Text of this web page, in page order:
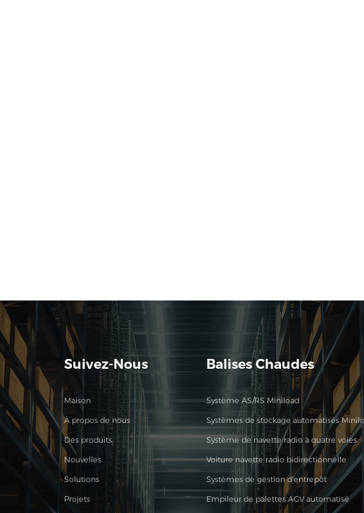
Suivez-Nous
Maison
À propos de nous
Des produits
Nouvelles
Solutions
Projets
Balises Chaudes
Système AS/RS Miniload
Systèmes de stockage automatisés
Système de navette radio à quatre voies
Voiture navette radio bidirectionnelle
Systèmes de gestion d'entrepôt
Empileur de palettes AGV automatisé